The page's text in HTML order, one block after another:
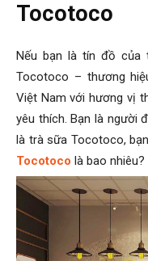
Tocotoco
Nếu bạn là tín đồ của
Tocotoco – thương
Việt Nam với hương vị
yêu thích. Bạn là người
là trà sữa Tocotoco,
Tocotoco là bao nhiêu?